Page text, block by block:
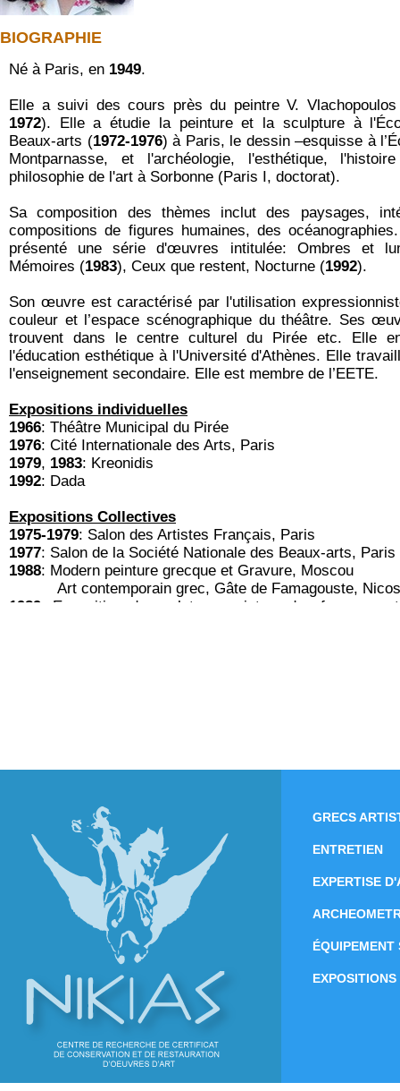
BIOGRAPHIE
Né à Paris, en 1949.
Elle a suivi des cours près du peintre V.
1972). Elle a étudie la peinture et la sculpture à
Beaux-arts (1972-1976) à Paris, le dessin –esquisse à
Montparnasse, et l'archéologie, l'esthétique,
philosophie de l'art à Sorbonne (Paris I, doctorat).
Sa composition des thèmes inclut des paysages,
compositions de figures humaines, des
présenté une série d'œuvres intitulée: Ombres et
Mémoires (1983), Ceux que restent, Nocturne (1992).
Son œuvre est caractérisé par l'utilisation
couleur et l’espace scénographique du théâtre. Ses
trouvent dans le centre culturel du Pirée etc. Elle
l'éducation esthétique à l'Université d'Athènes. Elle
l'enseignement secondaire. Elle est membre de l’EETE.
Expositions individuelles
1966: Théâtre Municipal du Pirée
1976: Cité Internationale des Arts, Paris
1979, 1983: Kreonidis
1992: Dada
Expositions Collectives
1975-1979: Salon des Artistes Français, Paris
1977: Salon de la Société Nationale des Beaux-arts, Paris
1988: Modern peinture grecque et Gravure, Moscou
Art contemporain grec, Gâte de Famagouste,
1989 : Exposition de sculpture- peinture des femmes
GRECS
ENTRETIEN
EXPERTISE
ÉQUIPEMENT
EXPOSITIONS